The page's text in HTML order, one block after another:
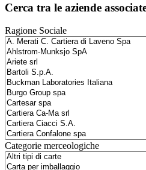
Cerca tra le aziende
Ragione Sociale
Categorie merceologiche